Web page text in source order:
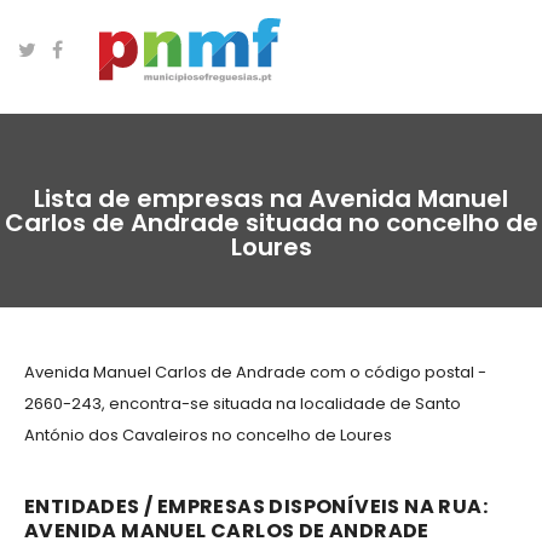
Lista de empresas na Avenida Manuel
Carlos de Andrade situada no concelho de
Loures
Avenida Manuel Carlos de Andrade com o código postal -
2660-243, encontra-se situada na localidade de Santo
António dos Cavaleiros no concelho de Loures
ENTIDADES / EMPRESAS DISPONÍVEIS NA RUA:
AVENIDA MANUEL CARLOS DE ANDRADE